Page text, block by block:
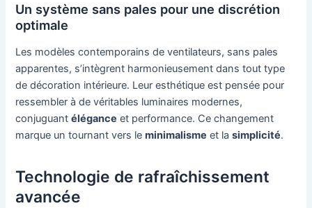
Un système sans pales pour une discrétion
optimale
Les modèles contemporains de ventilateurs, sans pales
apparentes, s’intègrent harmonieusement dans tout type
de décoration intérieure. Leur esthétique est pensée pour
ressembler à de véritables luminaires modernes,
conjuguantélégance et performance. Ce changement
marque un tournant vers leminimalisme et lasimplicité.
Technologie de rafraîchissement
avancée